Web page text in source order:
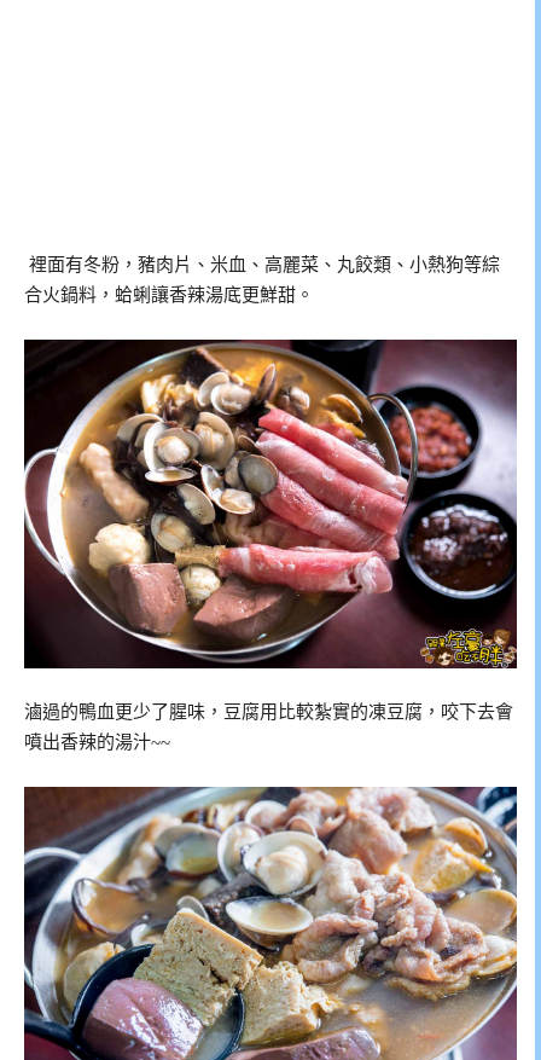
裡面有冬粉，豬肉片、米血、高麗菜、丸餃類、小熱狗等綜
合火鍋料，蛤蜊讓香辣湯底更鮮甜。
滷過的鴨血更少了腥味，豆腐用比較紮實的凍豆腐，咬下去會
噴出香辣的湯汁~~